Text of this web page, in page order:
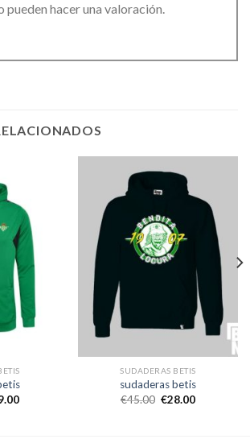
pueden hacer una valoración.
SUDADERAS BETIS
sudaderas betis
€45.00 €28.00